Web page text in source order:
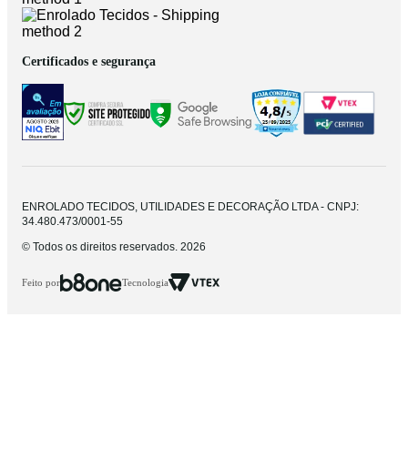
Certificados e segurança
ENROLADO TECIDOS, UTILIDADES E DECORAÇÃO LTDA - CNPJ:
34.480.473/0001-55
© Todos os direitos reservados. 2026
Feito por Tecnologia